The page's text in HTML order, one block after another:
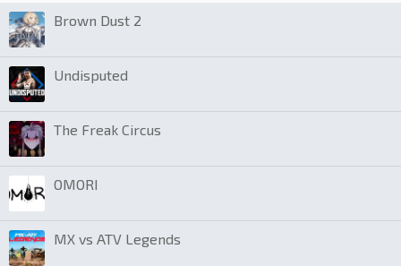
Brown Dust 2
Undisputed
The Freak Circus
OMORI
MX vs ATV Legends